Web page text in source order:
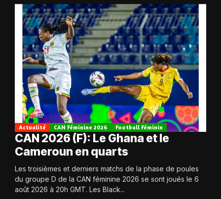
Actualité CAN Féminine 2026 Football Féminin
CAN 2026 (F): Le Ghana et le
Cameroun en quarts
Les troisièmes et derniers matchs de la phase de poules
du groupe D de la CAN féminine 2026 se sont joués le 6
août 2026 à 20h GMT. Les Black...